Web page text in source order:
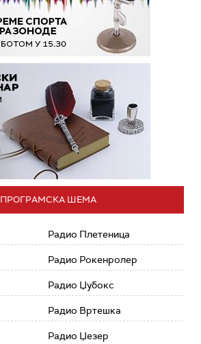
ПРОГРАМСКА ШЕМА
Радио Плетеница
Радио Рокенролер
Радио Џубокс
Радио Вртешка
Радио Џезер